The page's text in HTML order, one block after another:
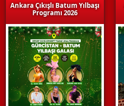
Ankara Çıkışlı Batum Yılbaşı
Programı 2026